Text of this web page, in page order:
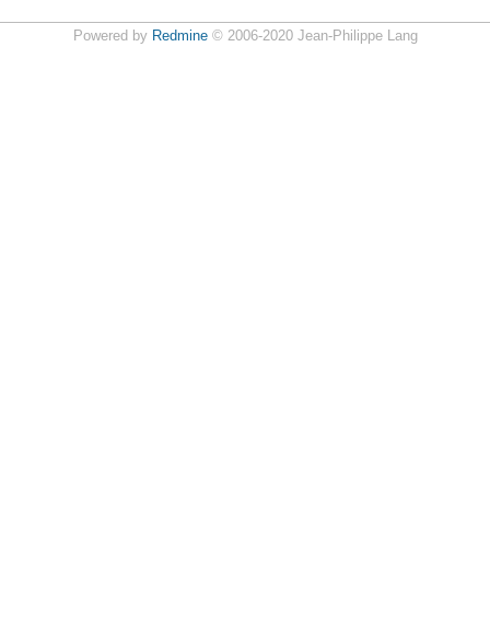
Powered by Redmine© 2006-2020 Jean-Philippe Lang